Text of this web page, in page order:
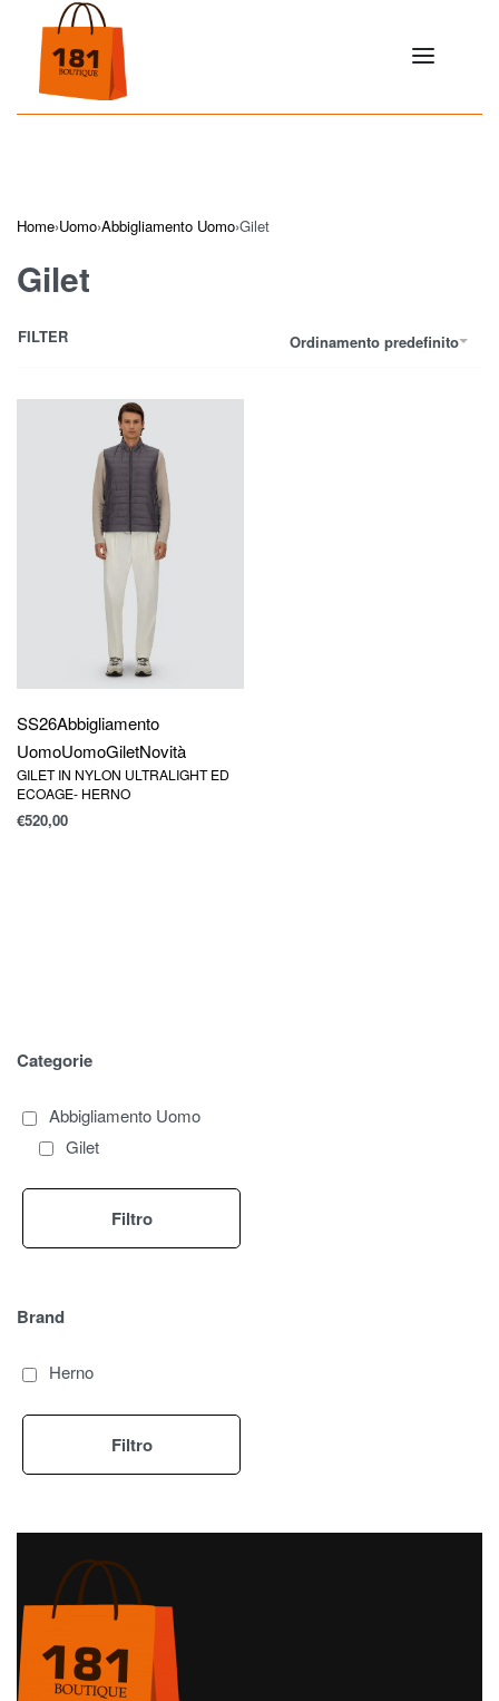
Home›Uomo›Abbigliamento Uomo›Gilet
Gilet
Ordinamento predefinito
FILTER
SS26Abbigliamento
UomoUomoGiletNovità
GILET IN NYLON ULTRALIGHT ED
ECOAGE- HERNO
€520,00
Categorie
Abbigliamento Uomo
Gilet
Filtro
Brand
Herno
Filtro